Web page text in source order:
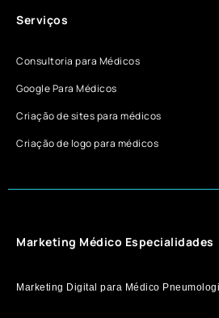
Serviços
Consultoria para Médicos
Google Para Médicos
Criação de sites para médicos
Criação de logo para médicos
Marketing Médico Especialidades
Marketing Digital para Médico